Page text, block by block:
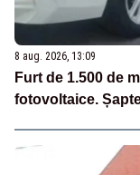
8 aug. 2026, 13:09
Furt de 1.500 de
fotovoltaice.